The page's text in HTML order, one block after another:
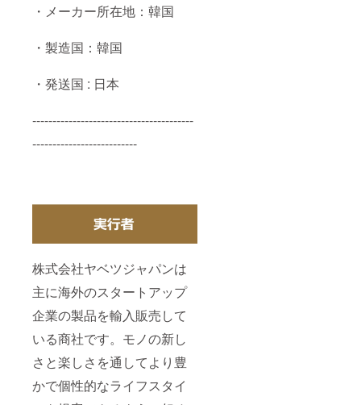
・メーカー所在地：韓国
・製造国：韓国
・発送国 : 日本
----------------------------------------
--------------------------
株式会社ヤベツジャパンは
主に海外のスタートアップ
企業の製品を輸入販売して
いる商社です。モノの新し
さと楽しさを通してより豊
かで個性的なライフスタイ